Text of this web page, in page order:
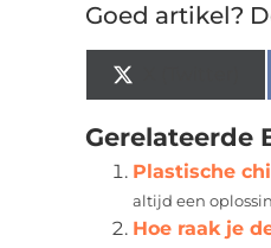
Goed artikel?
Gerelateerde
Plastische
altijd een
Hoe raak je